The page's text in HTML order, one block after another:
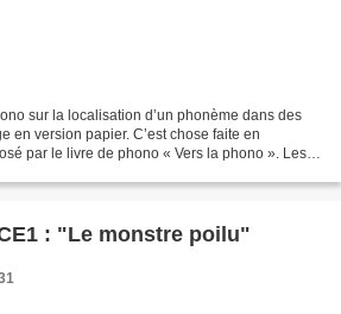
sur la localisation d’un phonème dans des
en version papier. C’est chose faite en
par le livre de phono « Vers la phono ». Les
: "Le monstre poilu"